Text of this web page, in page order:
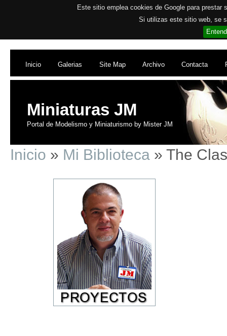
Este sitio emplea cookies de Google para
Si utilizas este sitio web, se
Inicio Galerias Site Map Archivo Contacta
Miniaturas JM
Portal de Modelismo y Miniaturismo by Mister JM
Inicio » Mi Biblioteca » The